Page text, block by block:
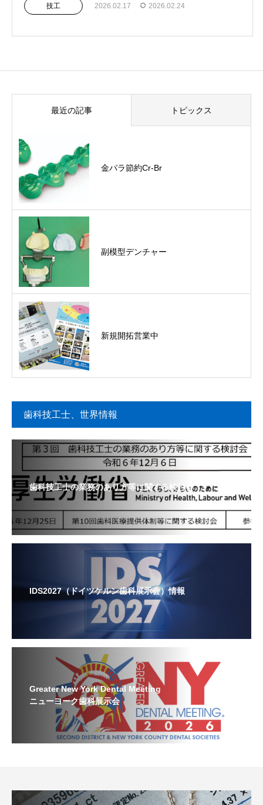
技工 2026.02.17 2026.02.24
最近の記事 トピックス
金パラ節約Cr-Br
副模型デンチャー
新規開拓営業中
歯科技工士、世界情報
歯科技工士の業務のあり方等に関する検討会
IDS2027（ドイツケルン歯科展示会）情報
Greater New York Dental Meeting
ニューヨーク歯科展示会